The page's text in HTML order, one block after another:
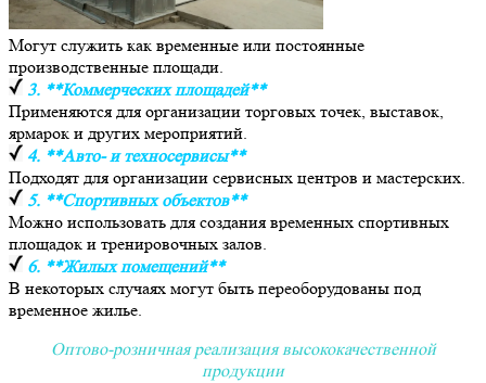
Могут служить как временные или постоянные
производственные площади.
3. **Коммерческих площадей**
Применяются для организации торговых точек, выставок,
ярмарок и других мероприятий.
4. **Авто- и техносервисы**
Подходят для организации сервисных центров и мастерских.
5. **Спортивных объектов**
Можно использовать для создания временных спортивных
площадок и тренировочных залов.
6. **Жилых помещений**
В некоторых случаях могут быть переоборудованы под
временное жилье.
Оптово-розничная реализация высококачественной
продукции